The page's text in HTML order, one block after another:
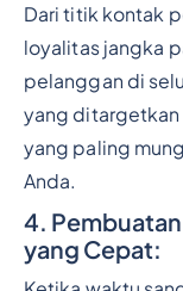
Dari titik kontak
loyalitas jangka
pelanggan di
yang ditargetkan
yang paling
Anda.
4.
yang Cepat: